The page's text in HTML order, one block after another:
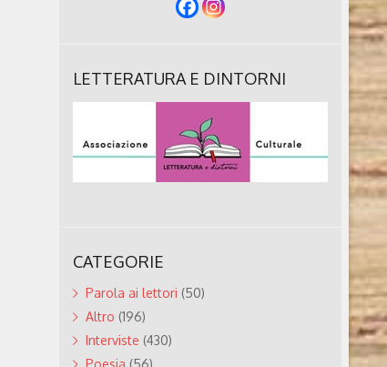
LETTERATURA E DINTORNI
CATEGORIE
Parola ai lettori (50)
Altro (196)
Interviste (430)
Poesia (56)